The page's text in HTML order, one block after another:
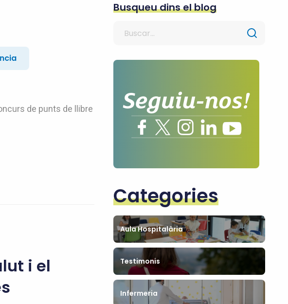
de punts de llibre
i el
Busqueu dins el blog
Categories
Aula Hospitalària
Testimonis
Infermeria